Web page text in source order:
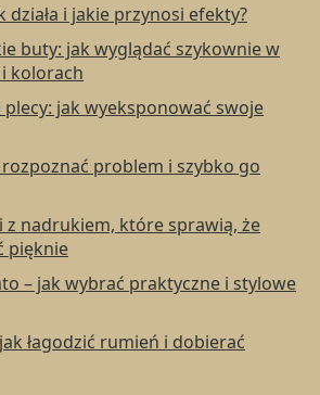
działa i jakie przynosi efekty?
buty: jak wyglądać szykownie w
kolorach
jak wyeksponować swoje
rozpoznać problem i szybko go
z nadrukiem, które sprawią, że
pięknie
– jak wybrać praktyczne i stylowe
łagodzić rumień i dobierać